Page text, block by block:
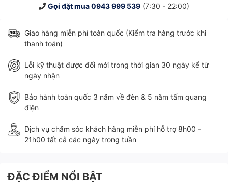
Gọi đặt mua0943 999 539 (7:30 - 22:00)
Giao hàng miễn phí toàn quốc (Kiểm tra hàng trước khi
thanh toán)
Lỗi kỹ thuật được đổi mới trong thời gian 30 ngày kể từ
ngày nhận
Bảo hành toàn quốc 3 năm về đèn & 5 năm tấm quang
điện
Dịch vụ chăm sóc khách hàng miễn phí hỗ trợ 8h00 -
21h00 tất cả các ngày trong tuần
ĐẶC ĐIỂM NỔI BẬT